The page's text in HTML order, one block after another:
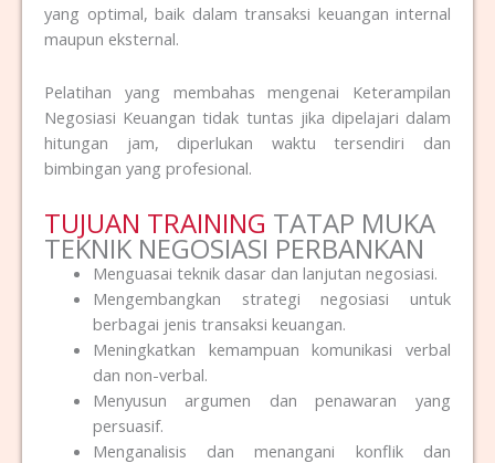
yang optimal, baik dalam transaksi keuangan internal
maupun eksternal.
Pelatihan yang membahas mengenai Keterampilan
Negosiasi Keuangan tidak tuntas jika dipelajari dalam
hitungan jam, diperlukan waktu tersendiri dan
bimbingan yang profesional.
TUJUAN TRAINING TATAP MUKA
TEKNIK NEGOSIASI PERBANKAN
Menguasai teknik dasar dan lanjutan negosiasi.
Mengembangkan strategi negosiasi untuk
berbagai jenis transaksi keuangan.
Meningkatkan kemampuan komunikasi verbal
dan non-verbal.
Menyusun argumen dan penawaran yang
persuasif.
Menganalisis dan menangani konflik dan